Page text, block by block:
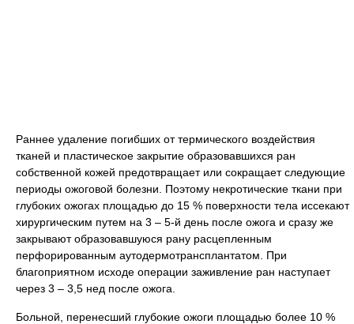
Раннее удаление погибших от термического воздействия
тканей и пластическое закрытие образовавшихся ран
собственной кожей предотвращает или сокращает следующие
периоды ожоговой болезни. Поэтому некротические ткани при
глубоких ожогах площадью до 15 % поверхности тела иссекают
хирургическим путем на 3 – 5-й день после ожога и сразу же
закрывают образовавшуюся рану расцепленным
перфорированным аутодермотрансплантатом. При
благоприятном исходе операции заживление ран наступает
через 3 – 3,5 нед после ожога.
Больной, перенесший глубокие ожоги площадью более 10 %